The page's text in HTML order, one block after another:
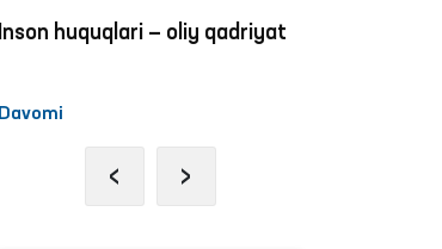
Inson huquqlari — oliy qadriyat
Davomi
‹ ›